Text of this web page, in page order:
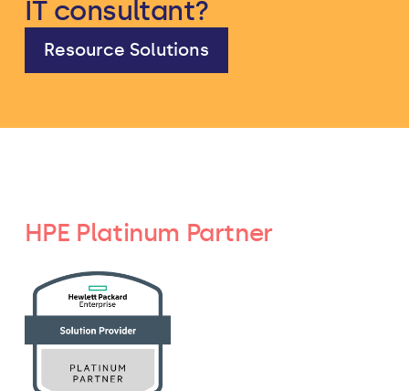
IT consultant?
Resource Solutions
HPE Platinum Partner